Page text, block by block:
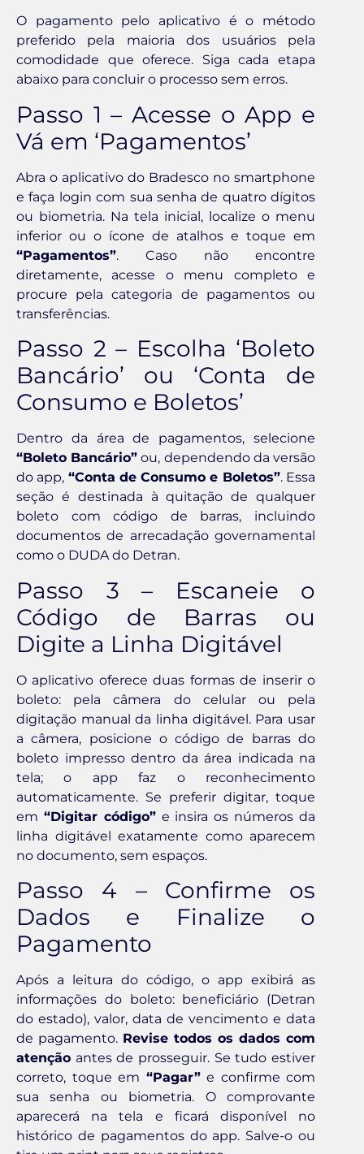
O pagamento pelo aplicativo é o método
preferido pela maioria dos usuários pela
comodidade que oferece. Siga cada etapa
abaixo para concluir o processo sem erros.
Passo 1 – Acesse o App e
Vá em ‘Pagamentos’
Abra o aplicativo do Bradesco no smartphone
e faça login com sua senha de quatro dígitos
ou biometria. Na tela inicial, localize o menu
inferior ou o ícone de atalhos e toque em
“Pagamentos”. Caso não encontre
diretamente, acesse o menu completo e
procure pela categoria de pagamentos ou
transferências.
Passo 2 – Escolha ‘Boleto
Bancário’ ou ‘Conta de
Consumo e Boletos’
Dentro da área de pagamentos, selecione
“Boleto Bancário” ou, dependendo da versão
do app, “Conta de Consumo e Boletos”. Essa
seção é destinada à quitação de qualquer
boleto com código de barras, incluindo
documentos de arrecadação governamental
como o DUDA do Detran.
Passo 3 – Escaneie o
Código de Barras ou
Digite a Linha Digitável
O aplicativo oferece duas formas de inserir o
boleto: pela câmera do celular ou pela
digitação manual da linha digitável. Para usar
a câmera, posicione o código de barras do
boleto impresso dentro da área indicada na
tela; o app faz o reconhecimento
automaticamente. Se preferir digitar, toque
em “Digitar código”e insira os números da
linha digitável exatamente como aparecem
no documento, sem espaços.
Passo 4 – Confirme os
Dados e Finalize o
Pagamento
Após a leitura do código, o app exibirá as
informações do boleto: beneficiário (Detran
do estado), valor, data de vencimento e data
de pagamento. Revise todos os dados com
atenção antes de prosseguir. Se tudo estiver
correto, toque em “Pagar”e confirme com
sua senha ou biometria. O comprovante
aparecerá na tela e ficará disponível no
histórico de pagamentos do app. Salve-o ou